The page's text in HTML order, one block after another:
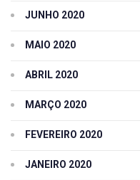
JUNHO 2020
MAIO 2020
ABRIL 2020
MARÇO 2020
FEVEREIRO 2020
JANEIRO 2020